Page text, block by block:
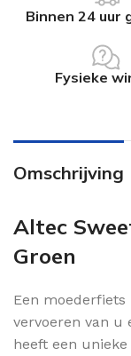
Binnen 24 uur
Fysieke
Omschrijving
Altec
Groen
Een
vervoeren van u
heeft een